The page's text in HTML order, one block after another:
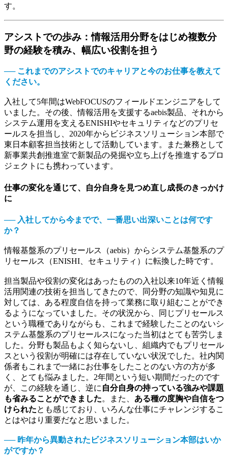
す。
アシストでの歩み：情報活用分野をはじめ複数分
野の経験を積み、幅広い役割を担う
── これまでのアシストでのキャリアと今のお仕事を教えて
ください。
入社して5年間はWebFOCUSのフィールドエンジニアをして
いました。その後、情報活用を支援するaebis製品、それから
システム運用を支えるENISHIやセキュリティなどのプリセ
ールスを担当し、2020年からビジネスソリューション本部で
東日本顧客担当技術として活動しています。また兼務として
新事業共創推進室で新製品の発掘や立ち上げを推進するプロ
ジェクトにも携わっています。
仕事の変化を通じて、自分自身を見つめ直し成長のきっかけ
に
── 入社してから今までで、一番思い出深いことは何です
か？
情報基盤系のプリセールス（aebis）からシステム基盤系のプ
リセールス（ENISHI、セキュリティ）に転換した時です。
担当製品や役割の変化はあったものの入社以来10年近く情報
活用関連の技術を担当してきたので、同分野の知識や知見に
対しては、ある程度自信を持って業務に取り組むことができ
るようになっていました。その状況から、同じプリセールス
という職種でありながらも、これまで経験したことのないシ
ステム基盤系のプリセールスになった当初はとても苦労しま
した。分野も製品もよく知らないし、組織内でもプリセール
スという役割が明確には存在していない状況でした。社内関
係者もこれまで一緒にお仕事をしたことのない方の方が多
く、とても悩みました。2年間という短い期間だったのです
が、この経験を通じ、逆に 自分自身の持っている強みや課題
も省みることができました。また、 ある種の度胸や自信をつ
けられたとも感じており、いろんな仕事にチャレンジするこ
とはやはり重要だなと思いました。
── 昨年から異動されたビジネスソリューション本部はいか
がですか？